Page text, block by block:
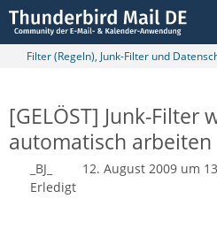
Filter (Regeln), Junk-Filter und
[GELÖST] Junk-Filter
automatisch arbeiten
_BJ_ 12. August 2009 um
Erledigt